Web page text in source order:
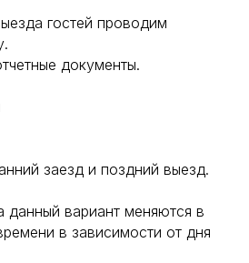
гостей проводим
документы.
заезд и поздний выезд.
данный вариант меняются в
в зависимости от дня